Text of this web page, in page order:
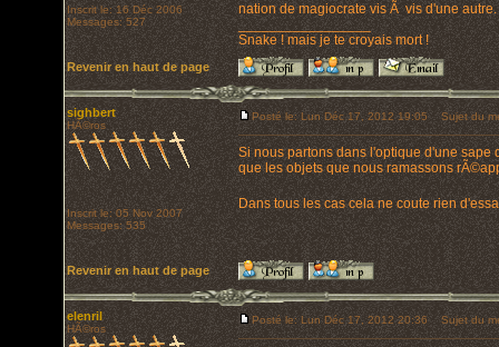
Inscrit le: 16 Déc 2006
Messages: 527
nation de magiocrate vis Ã vis d'une autre.
_________________
Snake ! mais je te croyais mort !
Revenir en haut de page
sighbert
HÃ©ros
Inscrit le: 05 Nov 2007
Messages: 535
Posté le: Lun Déc 17, 2012 19:05 Sujet du
Si nous partons dans l'optique d'une sape
que les objets que nous ramassons
Dans tous les cas cela ne coute rien
Revenir en haut de page
elenril
HÃ©ros
Posté le: Lun Déc 17, 2012 20:36 Sujet du